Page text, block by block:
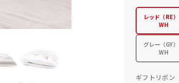
レッド（RE
WH
グレー（GY
WH
ギフトリボン